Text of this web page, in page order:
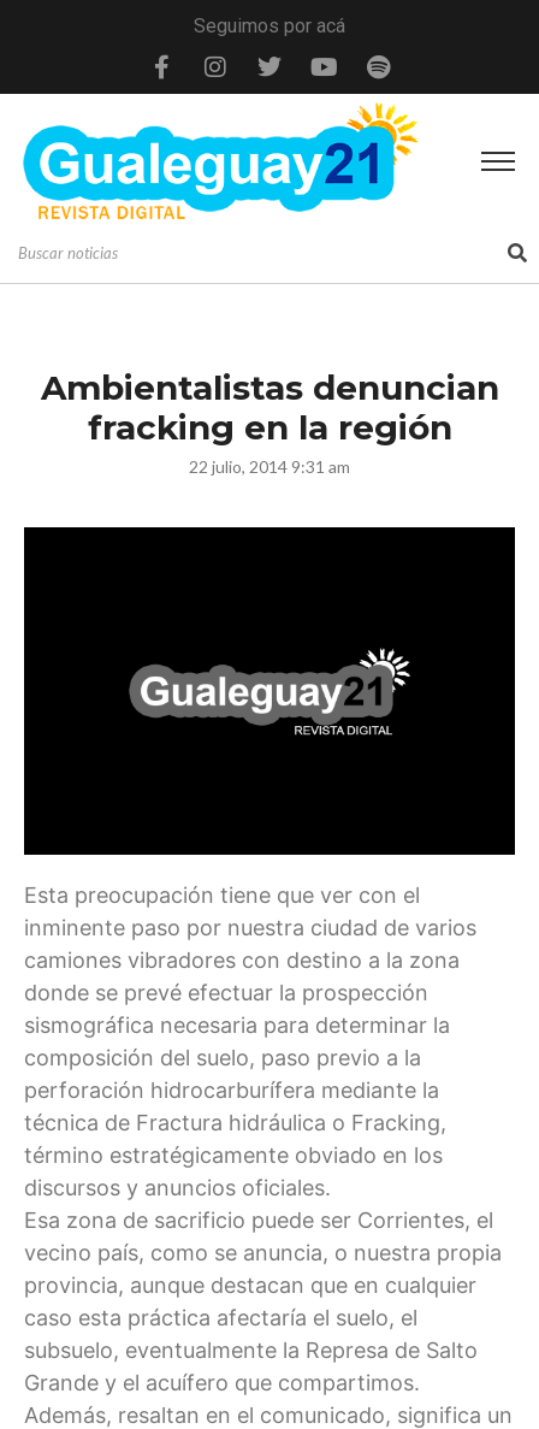
Seguimos por acá
Ambientalistas denuncian
fracking en la región
22 julio, 2014 9:31 am
Esta preocupación tiene que ver con el
inminente paso por nuestra ciudad de varios
camiones vibradores con destino a la zona
donde se prevé efectuar la prospección
sismográfica necesaria para determinar la
composición del suelo, paso previo a la
perforación hidrocarburífera mediante la
técnica de Fractura hidráulica o Fracking,
término estratégicamente obviado en los
discursos y anuncios oficiales.
Esa zona de sacrificio puede ser Corrientes, el
vecino país, como se anuncia, o nuestra propia
provincia, aunque destacan que en cualquier
caso esta práctica afectaría el suelo, el
subsuelo, eventualmente la Represa de Salto
Grande y el acuífero que compartimos.
Además, resaltan en el comunicado, significa un